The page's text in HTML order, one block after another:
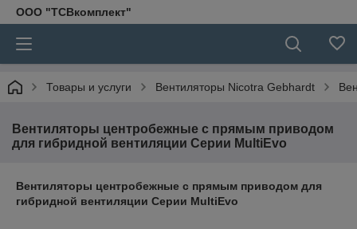
ООО "ТСВкомплект"
Товары и услуги Вентиляторы Nicotra Gebhardt
Вентиляторы центробежные с прямым приводом
для гибридной вентиляции Серии MultiEvo
Вентиляторы центробежные с прямым приводом для
гибридной вентиляции Серии MultiEvo